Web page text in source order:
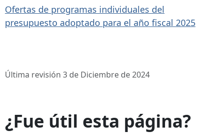
Ofertas de programas individuales del
presupuesto adoptado para el año fiscal 2025
Última revisión 3 de Diciembre de 2024
¿Fue útil esta página?